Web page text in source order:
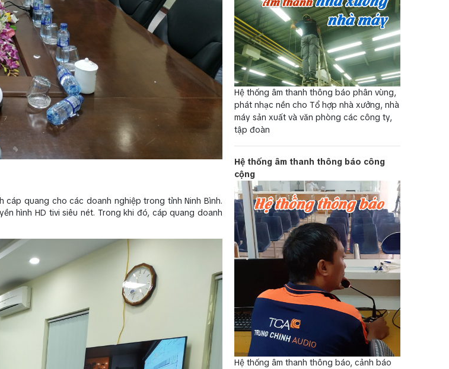
cáp quang cho các doanh nghiệp trong tỉnh Ninh Bình.
hình HD tivi siêu nét. Trong khi đó, cáp quang doanh
Hệ thống âm thanh thông báo phân vùng,
phát nhạc nền cho Tổ hợp nhà xưởng, nhà
máy sản xuất và văn phòng các công ty,
tập đoàn
Hệ thống âm thanh thông báo công
cộng
Hệ thống âm thanh thông báo, cảnh báo